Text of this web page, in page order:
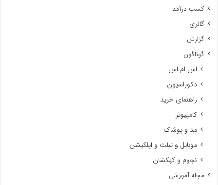
کسب درآمد
گالری
گزارش
گوناگون
اس ام اس
دکوراسیون
راهنمای خرید
کامپیوتر
مد و پوشاک
موبایل و تبلت و اپلکیشن
نجوم و کهکشان
مجله آموزشی